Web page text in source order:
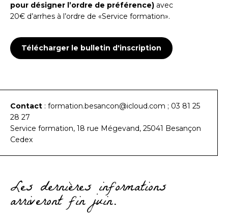
pour désigner l’ordre de préférence) avec
20€ d’arrhes à l’ordre de «Service formation».
Télécharger le bulletin d'inscription
Contact : formation.besancon@icloud.com ; 03 81 25
28 27
Service formation, 18 rue Mégevand, 25041 Besançon
Cedex
Les dernières informations
arriveront fin juin.